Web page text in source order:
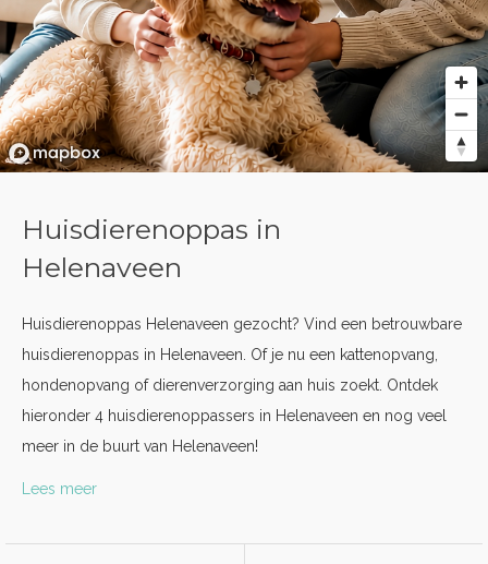
Huisdierenoppas in
Helenaveen
Huisdierenoppas Helenaveen gezocht? Vind een betrouwbare
huisdierenoppas in Helenaveen. Of je nu een kattenopvang,
hondenopvang of dierenverzorging aan huis zoekt. Ontdek
hieronder 4 huisdierenoppassers in Helenaveen en nog veel
meer in de buurt van Helenaveen!
Lees meer